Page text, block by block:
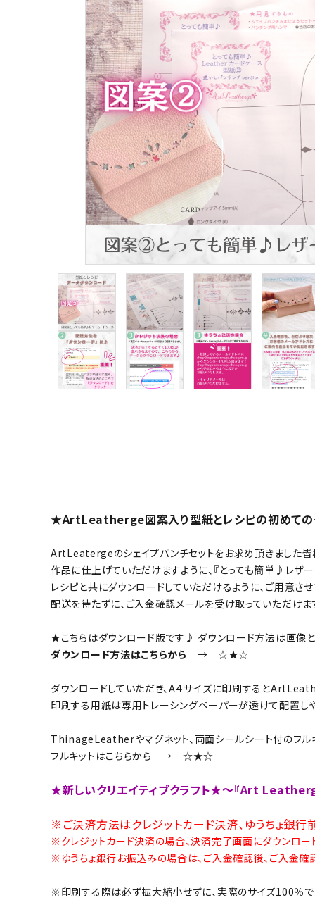
カルトナージュLeather用
デコレーション材料
コンテンツ
ガイドライン
★ArtLeatherge図案入り型紙とレシピの初めて
ArtLeatergeのシェイプパンチセットをお求め頂きました皆
作品に仕上げていただけますように、『とっても簡単♪レザ
レシピと共にダウンロードしていただけるように、ご用意さ
配送を待たずに、ご入金確認メールを受け取っていただけ
★こちらはダウンロード版です♪ ダウンロード方法は画像
ダウンロード方法はこちらから → ☆★☆
ダウンロードしていただき、A４サイズに印刷すると
印刷する用紙は専用トレーシングペーパーが透けて配置し
ThinageLeatherやマグネット、両面シールシート付のフル
フルキットはこちらから → ☆★☆
★新しいクリエイティブクラフト★～『Art Leatherge
※ご決済方法はクレジットカード決済、ゆうちょ銀行
※クレジットカード決済の場合、決済完了画面にダウンロー
※ゆうちょ銀行お振込みの場合は、ご入金確認後、ご入金
※印刷する際は必ず拡大縮小せずに、実際のサイズ100％で